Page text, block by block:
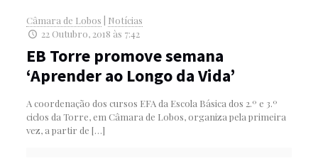
Câmara de Lobos
Notícias
22 Outubro, 2018 às 7:42
EB Torre promove semana
‘Aprender ao Longo da Vida’
A coordenação dos cursos EFA da Escola Básica dos 2.º e 3.º
ciclos da Torre, em Câmara de Lobos, organiza pela primeira
vez, a partir de […]